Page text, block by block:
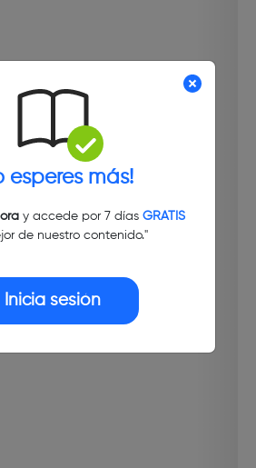
esperes más!
y accede por 7 días GRATIS
de nuestro contenido."
Inicia sesión